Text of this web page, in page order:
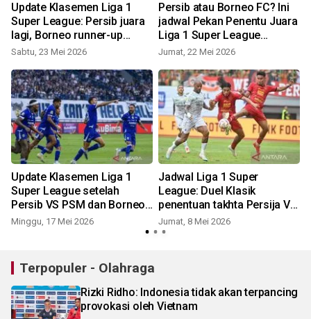
Update Klasemen Liga 1
Super League: Persib juara
lagi, Borneo runner-up
meski menang 7-1
Sabtu, 23 Mei 2026
Persib atau Borneo FC? Ini
jadwal Pekan Penentu Juara
Liga 1 Super League
2025/26
Jumat, 22 Mei 2026
Update Klasemen Liga 1
Super League setelah
Persib VS PSM dan Borneo
FC VS Persijap
Minggu, 17 Mei 2026
Jadwal Liga 1 Super
League: Duel Klasik
penentuan takhta Persija Vs
Persib Jadi Menu Utama
Jumat, 8 Mei 2026
Terpopuler - Olahraga
Rizki Ridho: Indonesia tidak akan terpancing
provokasi oleh Vietnam